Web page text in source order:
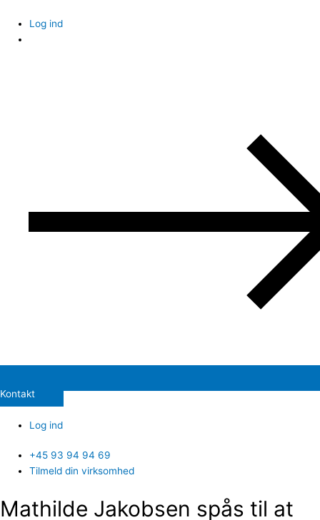
content
Log ind
Kontakt
Log ind
+45 93 94 94 69
Tilmeld din virksomhed
Mathilde Jakobsen spås til at